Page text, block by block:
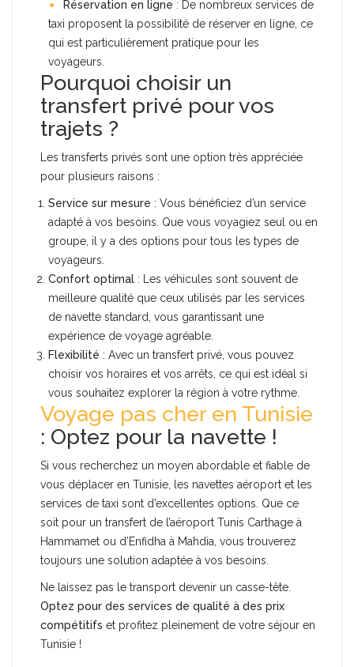
Réservation en ligne : De nombreux services de
taxi proposent la possibilité de réserver en ligne, ce
qui est particulièrement pratique pour les
voyageurs.
Pourquoi choisir un
transfert privé pour vos
trajets ?
Les transferts privés sont une option très appréciée
pour plusieurs raisons :
Service sur mesure : Vous bénéficiez d’un service
adapté à vos besoins. Que vous voyagiez seul ou en
groupe, il y a des options pour tous les types de
voyageurs.
Confort optimal : Les véhicules sont souvent de
meilleure qualité que ceux utilisés par les services
de navette standard, vous garantissant une
expérience de voyage agréable.
Flexibilité : Avec un transfert privé, vous pouvez
choisir vos horaires et vos arrêts, ce qui est idéal si
vous souhaitez explorer la région à votre rythme.
Voyage pas cher en Tunisie
: Optez pour la navette !
Si vous recherchez un moyen abordable et fiable de
vous déplacer en Tunisie, les navettes aéroport et les
services de taxi sont d’excellentes options. Que ce
soit pour un transfert de l’aéroport Tunis Carthage à
Hammamet ou d’Enfidha à Mahdia, vous trouverez
toujours une solution adaptée à vos besoins.
Ne laissez pas le transport devenir un casse-tête.
Optez pour des services de qualité à des prix
compétitifs et profitez pleinement de votre séjour en
Tunisie !